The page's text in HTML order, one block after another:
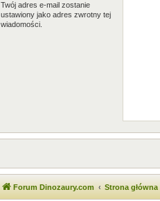
Twój adres e-mail zostanie
ustawiony jako adres zwrotny tej
wiadomości.
Forum Dinozaury.com Strona główna